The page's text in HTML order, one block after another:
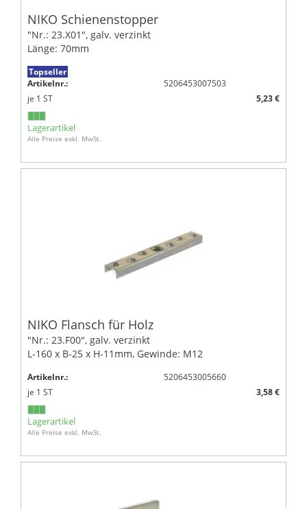
NIKO Schienenstopper
"Nr.: 23.X01", galv. verzinkt
Länge: 70mm
Topseller
Artikelnr.:
5206453007503
je 1 ST 5,23 €
Lagerartikel
Alle Preise exkl. MwSt.
NIKO Flansch für Holz
"Nr.: 23.F00", galv. verzinkt
L-160 x B-25 x H-11mm, Gewinde: M12
Artikelnr.:
5206453005660
je 1 ST 3,58 €
Lagerartikel
Alle Preise exkl. MwSt.